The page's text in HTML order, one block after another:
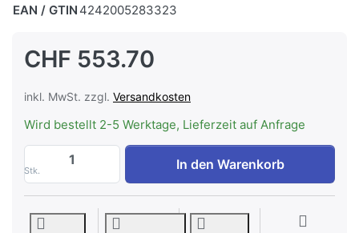
EAN / GTIN 4242005283323
CHF 553.70
inkl. MwSt. zzgl. Versandkosten
Wird bestellt 2-5 Werktage, Lieferzeit auf Anfrage
Stk.
Bosch PKF645FP2C Serie 6
In den Warenkorb